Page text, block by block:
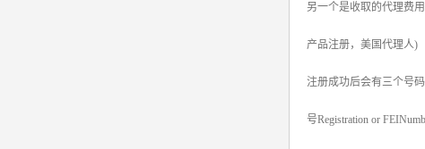
另一个是收取的代理费
产品注册，美国代理人)
注册成功后会有三个号
号Registration or